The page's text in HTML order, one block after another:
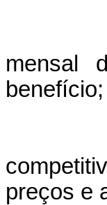
mensal
preços e